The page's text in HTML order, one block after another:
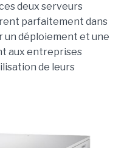
deux serveurs
parfaitement dans
un déploiement et une
aux entreprises
de leurs